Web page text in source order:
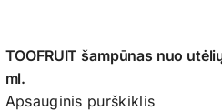
TOOFRUIT šampūnas nuo
ml.
Apsauginis purškiklis